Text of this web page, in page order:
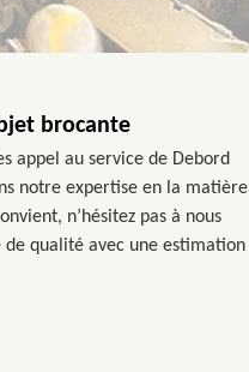
brocante
appel au service de Debord
notre expertise en la matière
n’hésitez pas à nous
de qualité avec une estimation